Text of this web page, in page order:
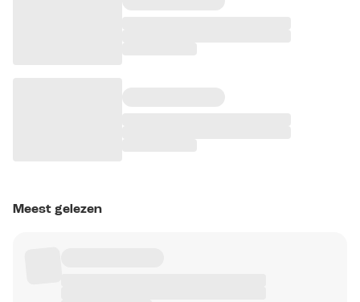
Meest gelezen